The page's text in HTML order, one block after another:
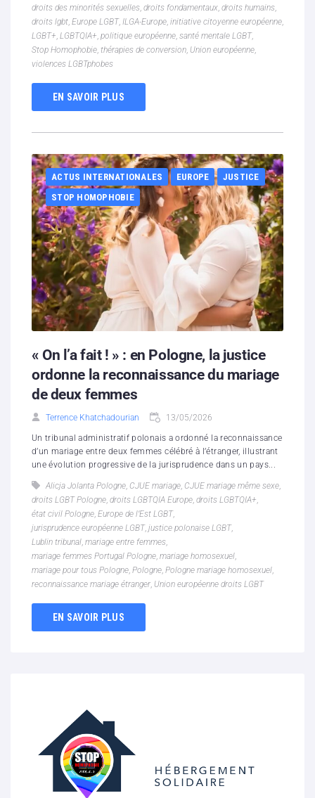
droits des minorités sexuelles, droits fondamentaux, droits humains,
droits lgbt, Europe LGBT, ILGA-Europe, initiative citoyenne européenne,
LGBT+, LGBTQIA+, politique européenne, santé mentale LGBT,
Stop Homophobie, thérapies de conversion, Union européenne,
violences LGBTphobes
EN SAVOIR PLUS
ACTUS INTERNATIONALES EUROPE
JUSTICE
STOP HOMOPHOBIE
« On l’a fait ! » : en Pologne, la justice
ordonne la reconnaissance du mariage
de deux femmes
Terrence Khatchadourian 13/05/2026
Un tribunal administratif polonais a ordonné la reconnaissance
d’un mariage entre deux femmes célébré à l’étranger, illustrant
une évolution progressive de la jurisprudence dans un pays...
Alicja Jolanta Pologne, CJUE mariage, CJUE mariage même sexe,
droits LGBT Pologne, droits LGBTQIA Europe, droits LGBTQIA+,
état civil Pologne, Europe de l’Est LGBT,
jurisprudence européenne LGBT, justice polonaise LGBT,
Lublin tribunal, mariage entre femmes,
mariage femmes Portugal Pologne, mariage homosexuel,
mariage pour tous Pologne, Pologne, Pologne mariage homosexuel,
reconnaissance mariage étranger, Union européenne droits LGBT
EN SAVOIR PLUS